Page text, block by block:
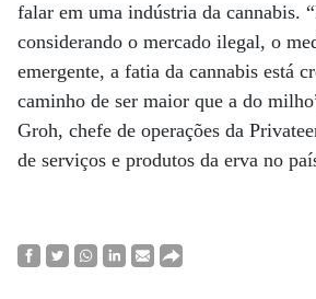
falar em uma indústria da cannabis.
considerando o mercado ilegal, o
emergente, a fatia da cannabis está
caminho de ser maior que a do
Groh, chefe de operações da
de serviços e produtos da erva no